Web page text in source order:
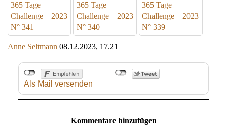
365 Tage
Challenge – 2023
N° 341
365 Tage
Challenge – 2023
N° 340
365 Tage
Challenge – 2023
N° 339
Anne Seltmann 08.12.2023, 17.21
Als Mail versenden
Kommentare hinzufügen